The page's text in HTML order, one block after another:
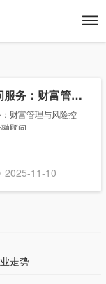
专业化金融顾问服务：财富管理与风险控制，助您成为优秀金融顾问
财富管理与风险控
顾问
到实践应用，帮
2025-11-10
走势